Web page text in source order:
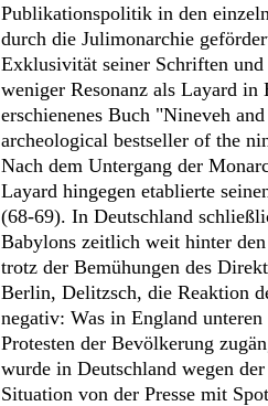
Publikationspolitik in den
durch die Julimonarchie
Exklusivität seiner Schriften
weniger Resonanz als Layard in
erschienenes Buch "Nineveh
archeological bestseller of the
Nach dem Untergang der
Layard hingegen etablierte
(68-69). In Deutschland
Babylons zeitlich weit hinter
trotz der Bemühungen des
Berlin, Delitzsch, die Reaktion
negativ: Was in England
Protesten der Bevölkerung
wurde in Deutschland wegen
Situation von der Presse mit